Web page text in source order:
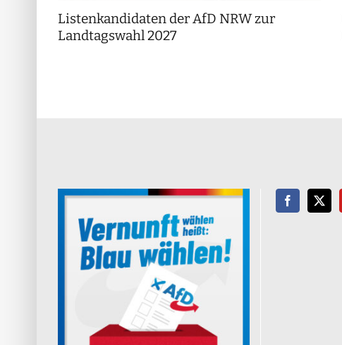
Listenkandidaten der AfD NRW zur
Landtagswahl 2027